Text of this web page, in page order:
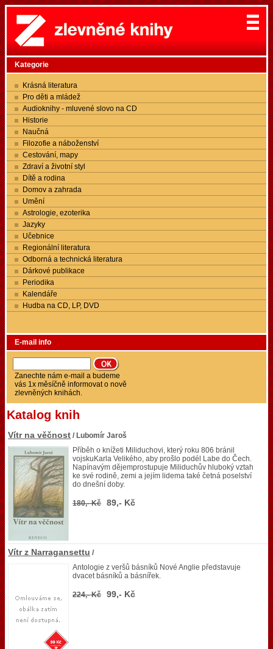
Kategorie
Krásná literatura
Pro děti a mládež
Audioknihy - mluvené slovo na CD
Historie
Naučná
Filozofie a náboženství
Cestování, mapy
Zdraví a životní styl
Dítě a rodina
Domov a zahrada
Umění
Astrologie, ezoterika
Jazyky
Učebnice
Regionální literatura
Odborná a technická literatura
Dárkové publikace
Periodika
Kalendáře
Hudba na CD, LP, DVD
E-mail info
Zanechte nám e-mail a budeme
vás 1x měsíčně informovat o nově
zlevněných knihách.
Katalog knih
Vítr na věčnost / Lubomír Jaroš
Příběh o knížeti Miliduchovi, který roku 806 bránil
vojskuKarla Velikého, aby prošlo podél Labe do Čech.
Napínavým dějemprostupuje Miliduchův hluboký vztah
ke své rodině, zemi a jejím lidema také četná poselství
do dnešní doby.
180,- Kč 89,- Kč
Vítr z Narragansettu /
Antologie z veršů básníků Nové Anglie představuje
dvacet básníků a básnířek.
224,- Kč 99,- Kč